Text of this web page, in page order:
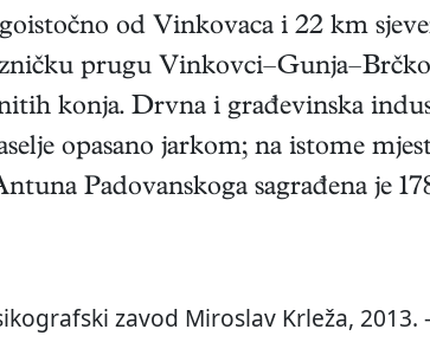
od Vinkovaca i 22 km
prugu
konja. Drvna i građevinska
opasano jarkom; na istome
Padovanskoga sagrađena je
zavod Miroslav Krleža, 2013.